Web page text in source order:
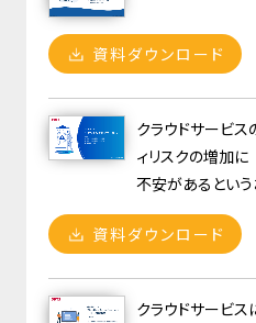
資料ダウンロード
クラウドサービ
ィリスクの増加に
不安があるという
資料ダウンロード
クラウドサービ